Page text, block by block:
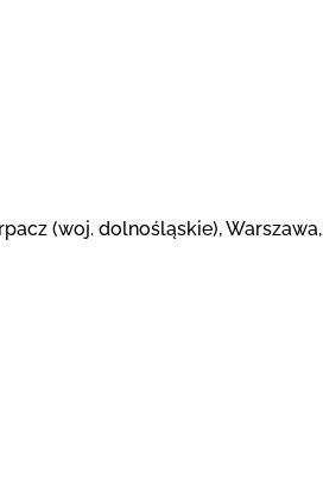
(woj. dolnośląskie), Warszawa,